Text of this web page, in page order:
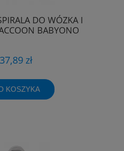
DO WÓZKA I
BABYONO
37,89 zł
KOSZYKA